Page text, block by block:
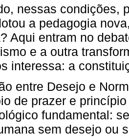
nessas condições,
a pedagogia
Aqui entram no
e a outra
interessa: a
entre Desejo e
de prazer e
fundamental:
sem desejo ou